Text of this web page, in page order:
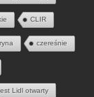
CLIR
czereśnie
Lidl otwarty